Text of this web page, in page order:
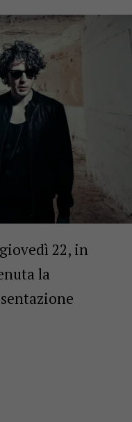
22, in
la